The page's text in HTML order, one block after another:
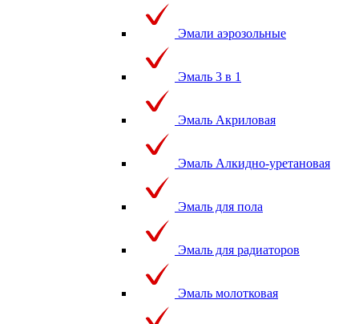
Эмали аэрозольные
Эмаль 3 в 1
Эмаль Акриловая
Эмаль Алкидно-уретановая
Эмаль для пола
Эмаль для радиаторов
Эмаль молотковая